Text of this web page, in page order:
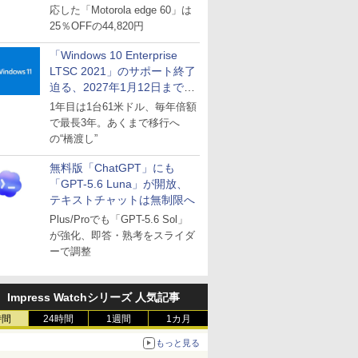
応した「Motorola edge 60」は
25％OFFの44,820円
「Windows 10 Enterprise
LTSC 2021」のサポート終了
迫る、2027年1月12日まで
～ESUは9月1日から販売
1年目は1台61米ドル、毎年倍額
で最長3年。あくまで移行へ
の“橋渡し”
無料版「ChatGPT」にも
「GPT-5.6 Luna」が開放、
テキストチャットは無制限へ
Plus/Proでも「GPT-5.6 Sol」
が強化、即答・熟考をスライダ
ーで調整
Impress Watchシリーズ 人気記事
24時間 1週間 1カ月
もっと見る